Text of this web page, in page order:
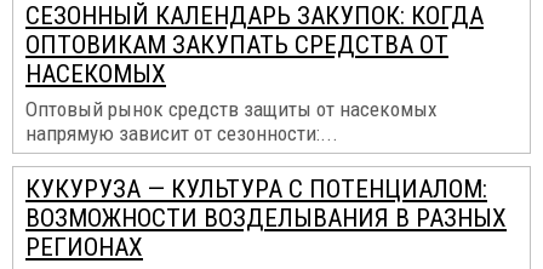
СЕЗОННЫЙ КАЛЕНДАРЬ ЗАКУПОК: КОГДА
ОПТОВИКАМ ЗАКУПАТЬ СРЕДСТВА ОТ
НАСЕКОМЫХ
Оптовый рынок средств защиты от насекомых
напрямую зависит от сезонности:...
КУКУРУЗА — КУЛЬТУРА С ПОТЕНЦИАЛОМ:
ВОЗМОЖНОСТИ ВОЗДЕЛЫВАНИЯ В РАЗНЫХ
РЕГИОНАХ